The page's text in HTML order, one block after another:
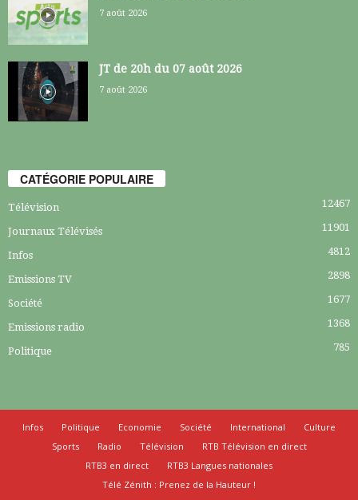
7 août 2026
JT de 20h du 07 août 2026
7 août 2026
CATÉGORIE POPULAIRE
Télévision 12467
Journaux Télévisés 11901
Infos 4812
Emissions TV 2898
Société 1677
Emissions radio 1368
Politique 785
Infos Politique Economie Société International
Culture
Sports
Radio Télévision
RTB Télévision en direct
RTB3 en direct
RTB3 Langues nationales
Télé Zénith : Prenez de la Hauteur !